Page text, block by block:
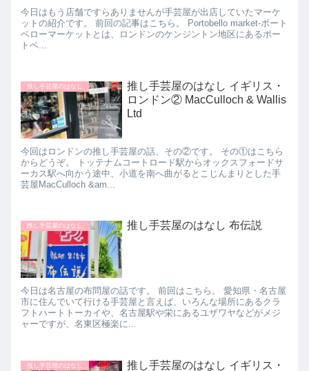
今日はもう店舗ですらありませんが手芸屋が出店していたマーケ
ットの紹介です。 前回の記事はこちら。 Portobello market-ポート
ベローマーケットとは、ロンドンのケンジントン地区にあるポー
トベ...
推し手芸屋のはなし
推し手芸屋のはなし イギリス・
ロンドン② MacCulloch & Wallis
Ltd
今回はロンドンの推し手芸屋の話、その②です。 その①はこちら
からどうぞ。 トッテナムコートロード駅からオックスフォードサ
ーカス駅へ向かう途中、小道を南へ曲がるとこじんまりとした手
芸屋MacCulloch &am...
推し手芸屋のはなし 推し手芸屋のはなし 布伝説
今日は名古屋の布問屋の話です。 前回はこちら。 愛知県・名古屋
市に住んでいて行ける手芸屋と言えば、いろんな場所にあるクラ
フトハートトーカイや、名古屋駅や栄にあるユザワヤなどがメジ
ャーですが、名東区極楽に...
推し手芸屋のはなし 推し手芸屋のはなし イギリス・